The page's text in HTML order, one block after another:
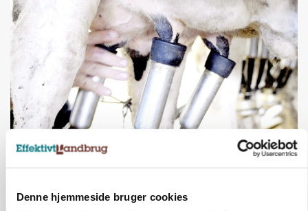
Denne hjemmeside bruger cookies
MARKED
Annonce